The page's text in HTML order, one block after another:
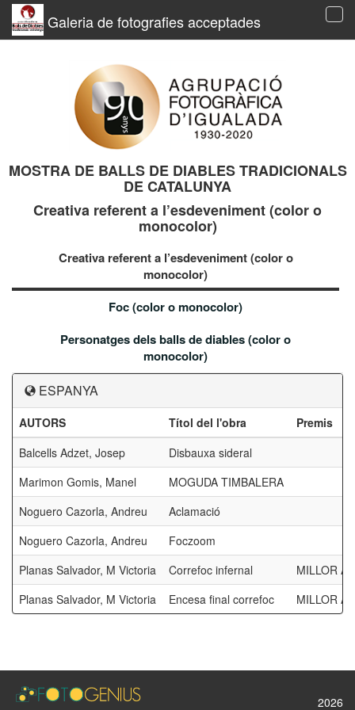
Galeria de fotografies acceptades
MOSTRA DE BALLS DE DIABLES TRADICIONALS
DE CATALUNYA
Creativa referent a l’esdeveniment (color o
monocolor)
Creativa referent a l’esdeveniment (color o
monocolor)
Foc (color o monocolor)
Personatges dels balls de diables (color o
monocolor)
ESPANYA
AUTORS Títol del l'obra
Premis
Balcells Adzet, Josep
Disbauxa sideral
Marimon Gomis, Manel
MOGUDA TIMBALERA
Noguero Cazorla, Andreu
Aclamació
Noguero Cazorla, Andreu
Foczoom
Planas Salvador, M Victoria
Correfoc infernal
MILLOR
Planas Salvador, M Victoria
Encesa final correfoc MILLOR
2026